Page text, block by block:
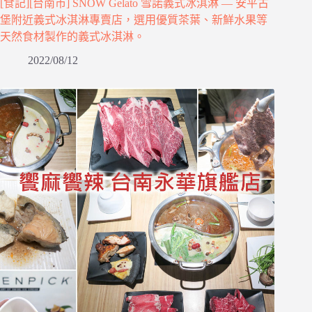
[食記][台南市] SNOW Gelato 雪諾義式冰淇淋 — 安平古
堡附近義式冰淇淋專賣店，選用優質茶葉、新鮮水果等
天然食材製作的義式冰淇淋。
2022/08/12